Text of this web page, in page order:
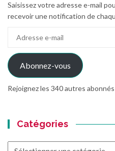
Saisissez votre adresse e-mail
recevoir une notification de
mail
Abonnez-vous
Rejoignez les 340 autres abonnés
Catégories